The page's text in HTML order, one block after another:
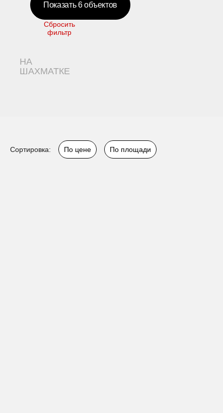
Показать6 объектов
Сбросить
фильтр
НА
ШАХМАТКЕ
Сортировка: По цене По площади